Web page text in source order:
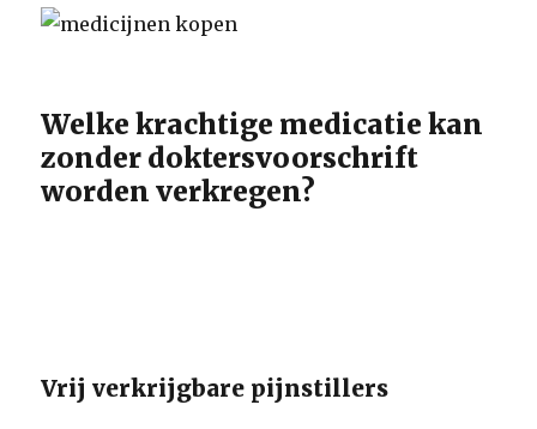
Welke krachtige medicatie kan
zonder doktersvoorschrift
worden verkregen?
Vrij verkrijgbare pijnstillers